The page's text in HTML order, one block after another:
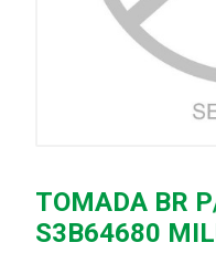
TOMADA BR
S3B64680